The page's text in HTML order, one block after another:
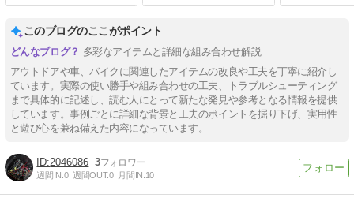
このブログのここがポイント
多彩なアイテムと詳細な組み合わせ解説
アウトドアや車、バイクに関連したアイテムの改良や工夫を丁寧に紹介し
ています。実際の使い勝手や組み合わせの工夫、トラブルシューティング
まで具体的に記述し、読む人にとって新たな発見や参考となる情報を提供
しています。事例ごとに詳細な背景と工夫のポイントを掘り下げ、実用性
と遊び心を兼ね備えた内容になっています。
2046086 3
週間IN:0 週間OUT:0 月間IN:10